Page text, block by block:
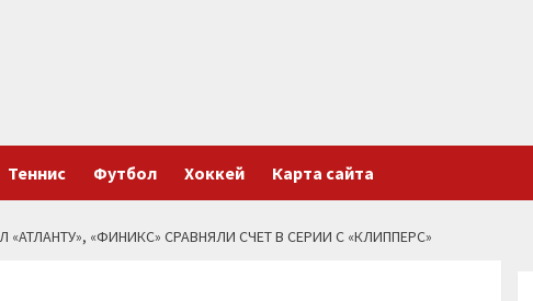
Теннис Футбол Хоккей Карта сайта
«ФИНИКС» СРАВНЯЛИ СЧЕТ В СЕРИИ С «КЛИППЕРС»